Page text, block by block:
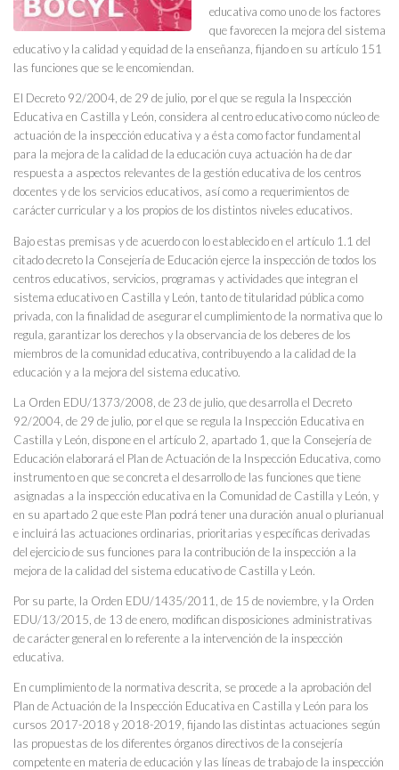
educativa como uno de los factores
que favorecen la mejora del sistema
educativo y la calidad y equidad de la enseñanza, fijando en su artículo 151
las funciones que se le encomiendan.
El Decreto 92/2004, de 29 de julio, por el que se regula la Inspección
Educativa en Castilla y León, considera al centro educativo como núcleo de
actuación de la inspección educativa y a ésta como factor fundamental
para la mejora de la calidad de la educación cuya actuación ha de dar
respuesta a aspectos relevantes de la gestión educativa de los centros
docentes y de los servicios educativos, así como a requerimientos de
carácter curricular y a los propios de los distintos niveles educativos.
Bajo estas premisas y de acuerdo con lo establecido en el artículo 1.1 del
citado decreto la Consejería de Educación ejerce la inspección de todos los
centros educativos, servicios, programas y actividades que integran el
sistema educativo en Castilla y León, tanto de titularidad pública como
privada, con la finalidad de asegurar el cumplimiento de la normativa que lo
regula, garantizar los derechos y la observancia de los deberes de los
miembros de la comunidad educativa, contribuyendo a la calidad de la
educación y a la mejora del sistema educativo.
La Orden EDU/1373/2008, de 23 de julio, que desarrolla el Decreto
92/2004, de 29 de julio, por el que se regula la Inspección Educativa en
Castilla y León, dispone en el artículo 2, apartado 1, que la Consejería de
Educación elaborará el Plan de Actuación de la Inspección Educativa, como
instrumento en que se concreta el desarrollo de las funciones que tiene
asignadas a la inspección educativa en la Comunidad de Castilla y León, y
en su apartado 2 que este Plan podrá tener una duración anual o plurianual
e incluirá las actuaciones ordinarias, prioritarias y específicas derivadas
del ejercicio de sus funciones para la contribución de la inspección a la
mejora de la calidad del sistema educativo de Castilla y León.
Por su parte, la Orden EDU/1435/2011, de 15 de noviembre, y la Orden
EDU/13/2015, de 13 de enero, modifican disposiciones administrativas
de carácter general en lo referente a la intervención de la inspección
educativa.
En cumplimiento de la normativa descrita, se procede a la aprobación del
Plan de Actuación de la Inspección Educativa en Castilla y León para los
cursos 2017-2018 y 2018-2019, fijando las distintas actuaciones según
las propuestas de los diferentes órganos directivos de la consejería
competente en materia de educación y las líneas de trabajo de la inspección